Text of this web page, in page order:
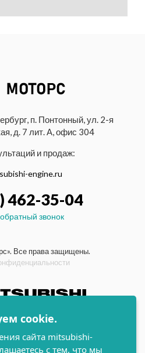
п. Понтонный, ул. 2-я
д. 7 лит. А, офис 304
и продаж:
engine.ru
462-35-04
звонок
Все права защищены.
и морские
двигатели Mitsubishi
cookie.
сайта mitsubishi-
с тем, что мы